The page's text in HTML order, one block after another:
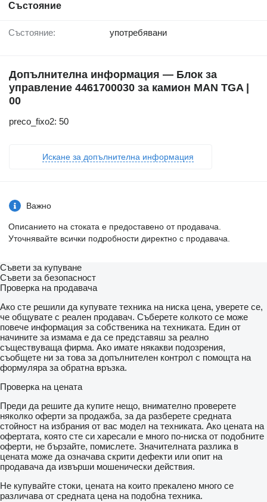
Състояние
Състояние: употребявани
Допълнителна информация — Блок за
управление 4461700030 за камион MAN TGA |
00
preco_fixo2: 50
Искане за допълнителна информация
Важно
Описанието на стоката е предоставено от продавача.
Уточнявайте всички подробности директно с продавача.
Съвети за купуване
Съвети за безопасност
Проверка на продавача
Ако сте решили да купувате техника на ниска цена, уверете се,
че общувате с реален продавач. Съберете колкото се може
повече информация за собственика на техниката. Един от
начините за измама е да се представяш за реално
съществуваща фирма. Ако имате някакви подозрения,
съобщете ни за това за допълнителен контрол с помощта на
формуляра за обратна връзка.
Проверка на цената
Преди да решите да купите нещо, внимателно проверете
няколко оферти за продажба, за да разберете средната
стойност на избрания от вас модел на техниката. Ако цената на
офертата, която сте си харесали е много по-ниска от подобните
оферти, не бързайте, помислете. Значителната разлика в
цената може да означава скрити дефекти или опит на
продавача да извърши мошенически действия.
Не купувайте стоки, цената на които прекалено много се
различава от средната цена на подобна техника.